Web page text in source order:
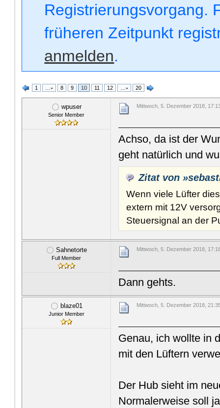
Registrierungsvorgang.
früheren Zeitpunkt
anmelden.
1 … 8 9 10 11 12 … 20
wpuser
Senior Member
Mittwoch, 5. Dezember 2018,
Achso, da ist der
geht natürlich und
Zitat von
Wenn viele Lüfter
extern mit 12V
Steuersignal an der
Sahnetorte
Full Member
Mittwoch, 5. Dezember 2018,
Dann gehts.
blaze01
Junior Member
Mittwoch, 5. Dezember 2018,
Genau, ich wollte in
mit den Lüftern
Der Hub sieht im
Normalerweise soll